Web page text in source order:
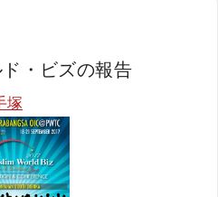
・ビズの報告
塚